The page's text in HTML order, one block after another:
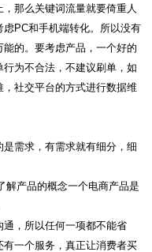
那么关键词流量就要倚重人
PC和手机端转化。所以没有
的。要考虑产品，一个好的
为不合法，不建议刷单，如
社交平台的方式进行数据维
需求，有需求就有细分，细
解产品的概念一个电商产品是
，所以任何一项都不能省
一个服务，真正让消费者买